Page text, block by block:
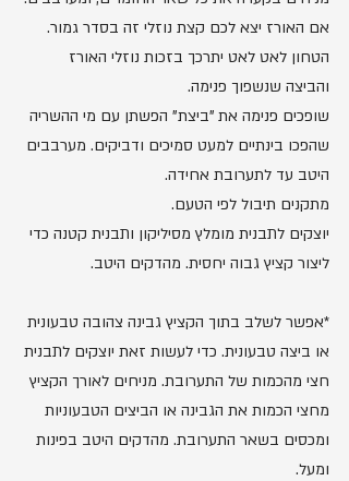
אם האורז יצא לכם קצת נוזלי זה בסדר גמור.
הטחון לאט לאט יתרכך בזכות נוזלי האורז
והביצה שנשפוך פנימה.
שופכים פנימה את "ביצת" הפשתן עם מי ההשריה
שהפכו בינתיים למעט סמיכים ודביקים. מערבבים
היטב עד לתערובת אחידה.
מתקנים תיבול לפי הטעם.
יוצקים לתבנית מומלץ מסיליקון ותבנית קטנה כדי
ליצור קציץ גבוה יחסית. מהדקים היטב.
*אפשר לשלב בתוך הקציץ גבינה צהובה טבעונית
או ביצה טבעונית. כדי לעשות זאת יוצקים לתבנית
חצי מהכמות של התערובת. מניחים לאורך הקציץ
מחצי הכמות את הגבינה או הביצים הטבעוניות
ומכסים בשאר התערובת. מהדקים היטב בפינות
ומעל.